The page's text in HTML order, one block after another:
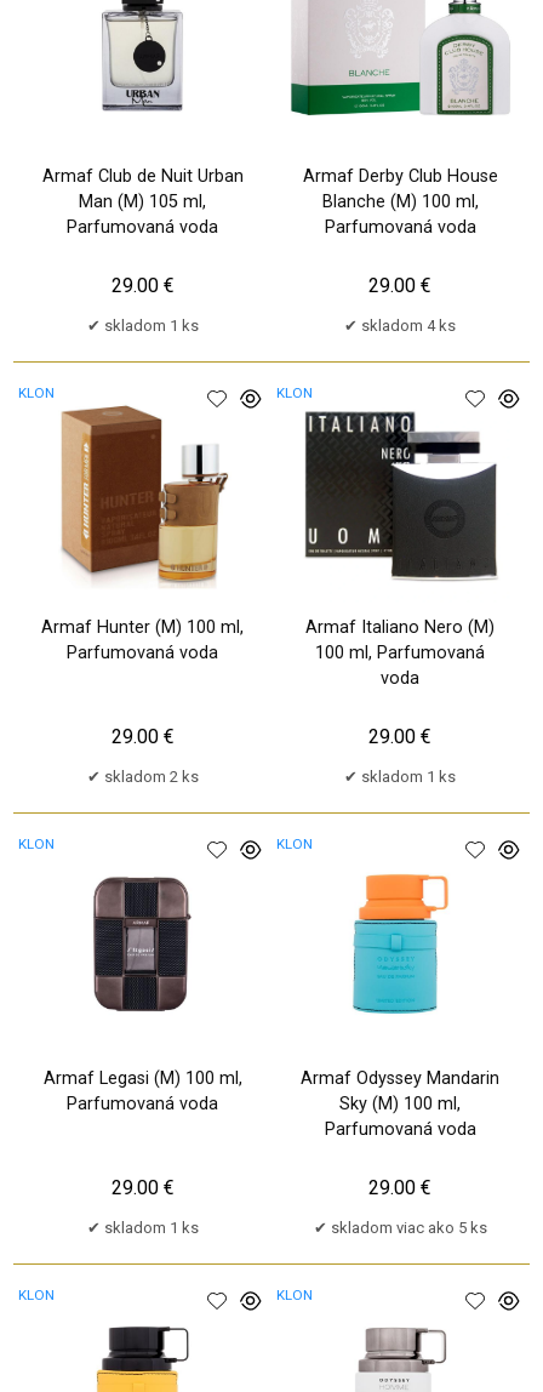
Armaf Club de Nuit Urban
Man (M) 105 ml,
Parfumovaná voda
skladom 1 ks
29.00 €
Armaf Derby Club House
Blanche (M) 100 ml,
Parfumovaná voda
skladom 4 ks
29.00 €
Armaf Hunter (M) 100 ml,
Parfumovaná voda
KLON
skladom 2 ks
29.00 €
Armaf Italiano Nero (M)
100 ml, Parfumovaná
voda
KLON
skladom 1 ks
29.00 €
Armaf Legasi (M) 100 ml,
Parfumovaná voda
KLON
skladom 1 ks
29.00 €
Armaf Odyssey Mandarin
Sky (M) 100 ml,
Parfumovaná voda
KLON
skladom viac ako 5 ks
29.00 €
KLON KLON